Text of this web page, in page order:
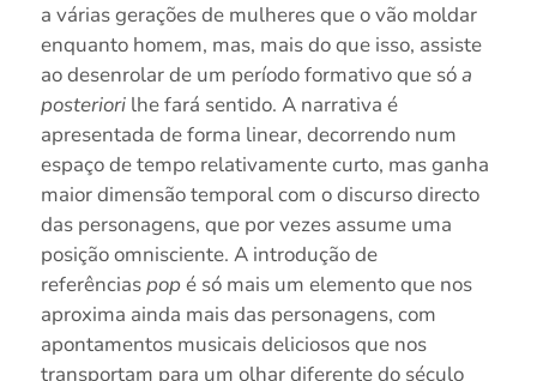
a várias gerações de mulheres que o vão moldar
enquanto homem, mas, mais do que isso, assiste
ao desenrolar de um período formativo que sóa
posteriorilhe fará sentido. A narrativa é
apresentada de forma linear, decorrendo num
espaço de tempo relativamente curto, mas ganha
maior dimensão temporal com o discurso directo
das personagens, que por vezes assume uma
posição omnisciente. A introdução de
referênciaspop é só mais um elemento que nos
aproxima ainda mais das personagens, com
apontamentos musicais deliciosos que nos
transportam para um olhar diferente do século